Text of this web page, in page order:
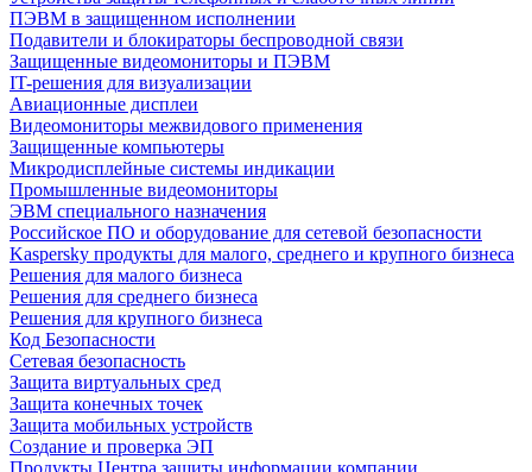
ПЭВМ в защищенном исполнении
Подавители и блокираторы беспроводной связи
Защищенные видеомониторы и ПЭВМ
IT-решения для визуализации
Авиационные дисплеи
Видеомониторы межвидового применения
Защищенные компьютеры
Микродисплейные системы индикации
Промышленные видеомониторы
ЭВМ специального назначения
Российское ПО и оборудование для сетевой безопасности
Kaspersky продукты для малого, среднего и крупного бизнеса
Решения для малого бизнеса
Решения для среднего бизнеса
Решения для крупного бизнеса
Код Безопасности
Сетевая безопасность
Защита виртуальных сред
Защита конечных точек
Защита мобильных устройств
Создание и проверка ЭП
Продукты Центра защиты информации компании